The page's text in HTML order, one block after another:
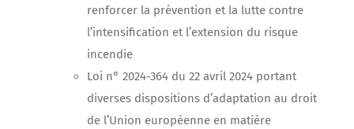
renforcer la prévention et la lutte contre
l’intensification et l’extension du risque
incendie
Loi n° 2024-364 du 22 avril 2024 portant
diverses dispositions d’adaptation au droit
de l’Union européenne en matière